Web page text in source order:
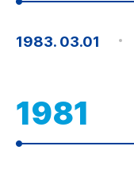
1983. 03.01
1981